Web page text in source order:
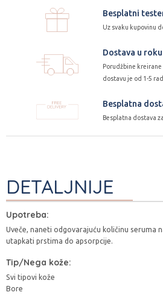
Besplatni
Uz svaku kupovinu
Dostava u
Porudžbine kreirane
dostavu je od 1-5
Besplatna
Besplatna dostava
DETALJNIJE
Upotreba:
Uveče, naneti odgovarajuću količinu seruma
utapkati prstima do apsorpcije.
Tip/Nega kože:
Svi tipovi kože
Bore